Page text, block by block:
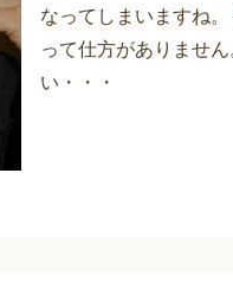
なってしまいますね
って仕方がありませ
い・・・